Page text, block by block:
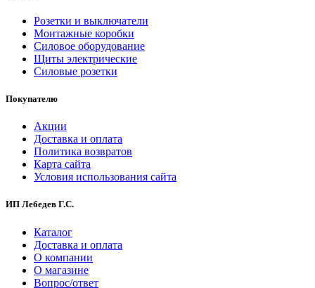
Розетки и выключатели
Монтажные коробки
Силовое оборудование
Щиты электрические
Силовые розетки
Покупателю
Акции
Доставка и оплата
Политика возвратов
Карта сайта
Условия использования сайта
ИП Лебедев Г.С.
Каталог
Доставка и оплата
О компании
О магазине
Вопрос/ответ